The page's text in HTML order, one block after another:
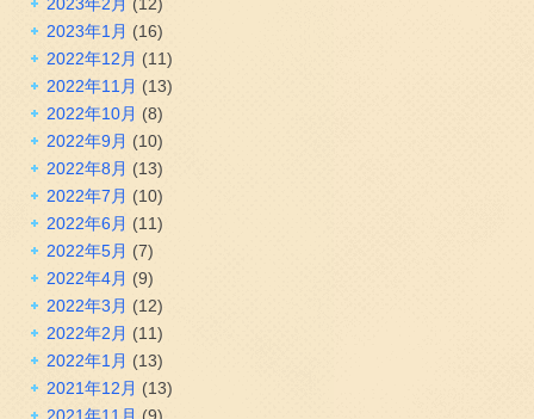
2023年1月 (16)
2022年12月 (11)
2022年11月 (13)
2022年10月 (8)
2022年9月 (10)
2022年8月 (13)
2022年7月 (10)
2022年6月 (11)
2022年5月 (7)
2022年4月 (9)
2022年3月 (12)
2022年2月 (11)
2022年1月 (13)
2021年12月 (13)